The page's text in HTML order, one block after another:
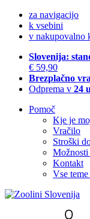
za navigacijo
k vsebini
v nakupovalno
Slovenija:
€ 59,90
Brezplačno
Odprema v 24
Pomoč
Kje je
Vračilo
Stroški
Možnosti
Kontakt
Vse